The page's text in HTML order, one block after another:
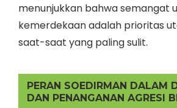
menunjukkan bahwa semangat
kemerdekaan adalah prioritas
saat-saat yang paling sulit.
PERAN SOEDIRMAN DALAM
DAN PENANGANAN AGRESI